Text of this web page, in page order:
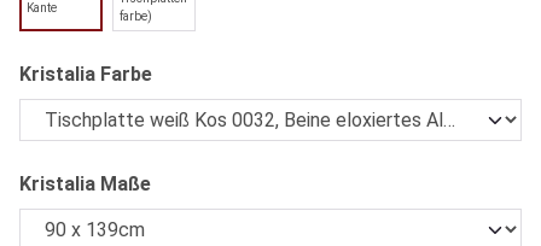
Kante
farbe)
Kristalia Farbeauswählen
Kristalia Maßeauswählen